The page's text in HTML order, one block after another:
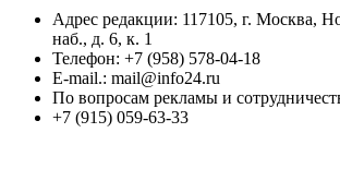
Адрес редакции: 117105, г. Москва,
наб., д. 6, к. 1
Телефон: +7 (958) 578-04-18
E-mail.: mail@info24.ru
По вопросам рекламы и
+7 (915) 059-63-33